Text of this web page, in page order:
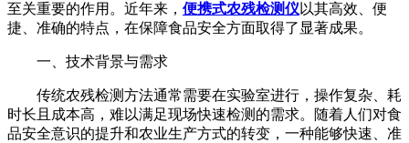
至关重要的作用。近年来， 便携式农残检测仪 以其高效、便
捷、准确的特点，在保障食品安全方面取得了显著成果。
一、技术背景与需求
传统农残检测方法通常需要在实验室进行，操作复杂、耗
时长且成本高，难以满足现场快速检测的需求。随着人们对食
品安全意识的提升和农业生产方式的转变，一种能够快速、准